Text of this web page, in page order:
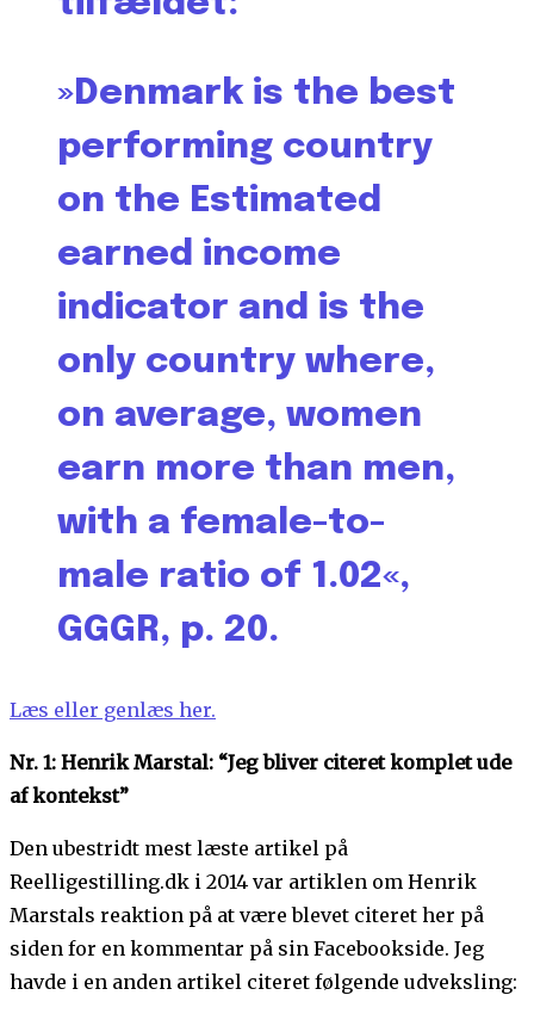
»Denmark is the best
performing country
on the Estimated
earned income
indicator and is the
only country where,
on average, women
earn more than men,
with a female-to-
male ratio of 1.02«,
GGGR, p. 20.
Læs eller genlæs her.
Nr. 1: Henrik Marstal: “Jeg bliver citeret komplet ude
af kontekst”
Den ubestridt mest læste artikel på
Reelligestilling.dk i 2014 var artiklen om Henrik
Marstals reaktion på at være blevet citeret her på
siden for en kommentar på sin Facebookside. Jeg
havde i en anden artikel citeret følgende udveksling: